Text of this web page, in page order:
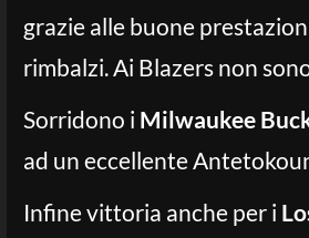
grazie alle buone
rimbalzi. Ai Blazers non
Sorridono i Milwaukee
ad un eccellente
Infine vittoria anche per i